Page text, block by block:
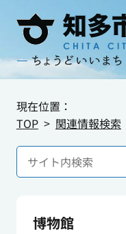
現在位置：
TOP
関連情報検索
博物館